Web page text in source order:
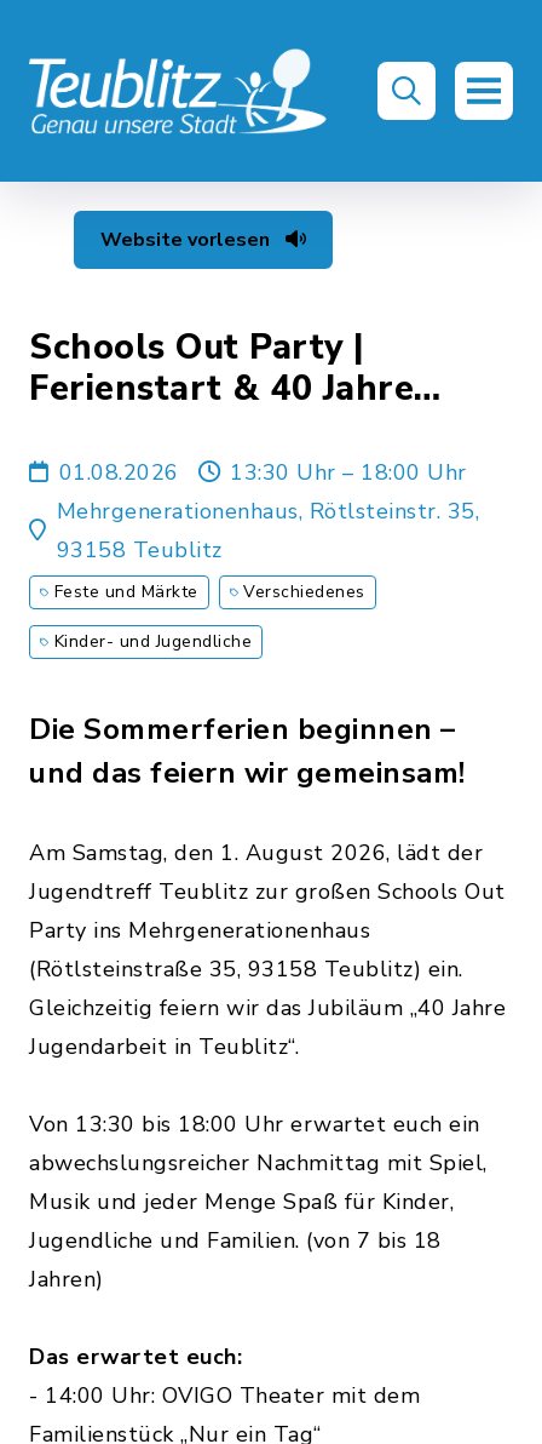
Website vorlesen
Schools Out Party |
Ferienstart & 40 Jahre
01.08.2026
13:30 Uhr – 18:00 Uhr
Mehrgenerationenhaus, Rötlsteinstr. 35,
93158 Teublitz
Feste und Märkte Verschiedenes
Kinder- und Jugendliche
Die Sommerferien beginnen –
und das feiern wir gemeinsam!
Am Samstag, den 1. August 2026, lädt der
Jugendtreff Teublitz zur großen Schools Out
Party ins Mehrgenerationenhaus
(Rötlsteinstraße 35, 93158 Teublitz) ein.
Gleichzeitig feiern wir das Jubiläum „40 Jahre
Jugendarbeit in Teublitz“.
Von 13:30 bis 18:00 Uhr erwartet euch ein
abwechslungsreicher Nachmittag mit Spiel,
Musik und jeder Menge Spaß für Kinder,
Jugendliche und Familien. (von 7 bis 18
Jahren)
Das erwartet euch:
- 14:00 Uhr: OVIGO Theater mit dem
Familienstück „Nur ein Tag“